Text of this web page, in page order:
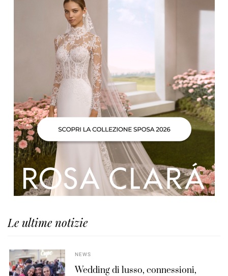
Le ultime notizie
NEWS
Wedding di lusso, connessioni,